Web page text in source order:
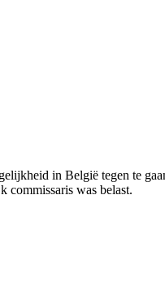
in België tegen te
commissaris was belast.